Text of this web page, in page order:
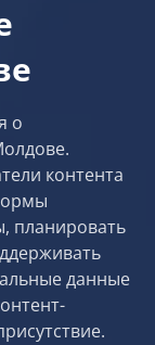
о
контента
планировать
данные